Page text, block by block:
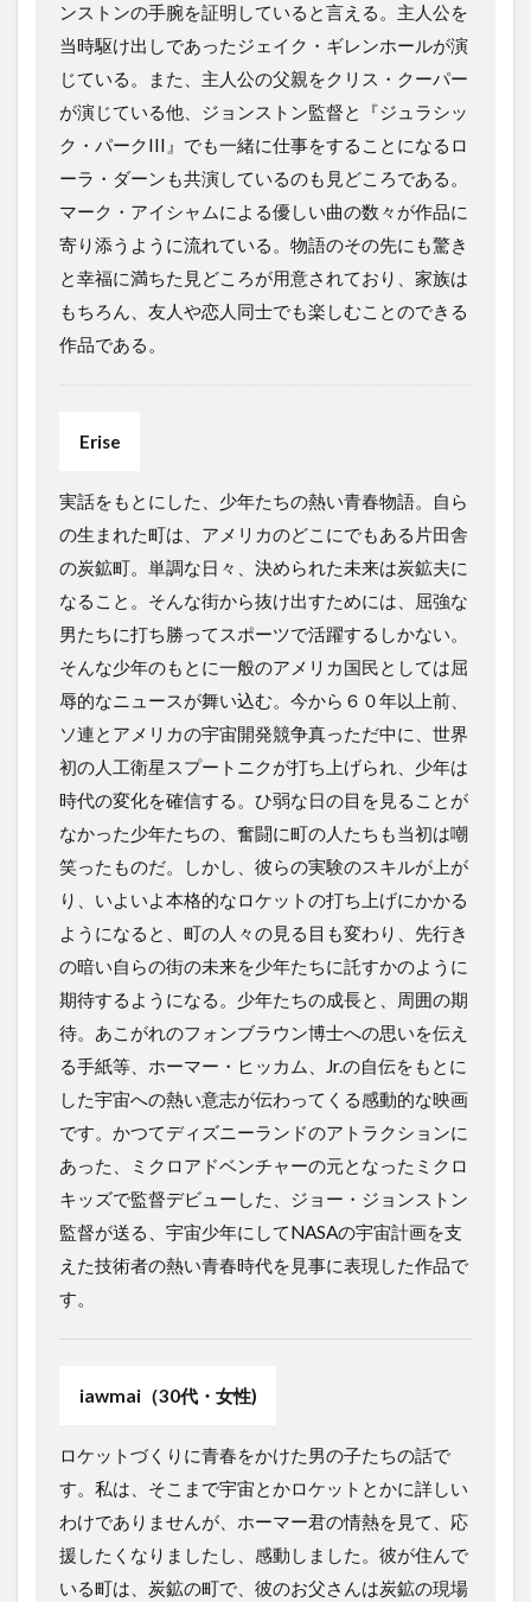
ンストンの手腕を証明していると言える。主人公を
当時駆け出しであったジェイク・ギレンホールが演
じている。また、主人公の父親をクリス・クーパー
が演じている他、ジョンストン監督と『ジュラシッ
ク・パークIII』でも一緒に仕事をすることになるロ
ーラ・ダーンも共演しているのも見どころである。
マーク・アイシャムによる優しい曲の数々が作品に
寄り添うように流れている。物語のその先にも驚き
と幸福に満ちた見どころが用意されており、家族は
もちろん、友人や恋人同士でも楽しむことのできる
作品である。
Erise
実話をもとにした、少年たちの熱い青春物語。自ら
の生まれた町は、アメリカのどこにでもある片田舎
の炭鉱町。単調な日々、決められた未来は炭鉱夫に
なること。そんな街から抜け出すためには、屈強な
男たちに打ち勝ってスポーツで活躍するしかない。
そんな少年のもとに一般のアメリカ国民としては屈
辱的なニュースが舞い込む。今から６０年以上前、
ソ連とアメリカの宇宙開発競争真っただ中に、世界
初の人工衛星スプートニクが打ち上げられ、少年は
時代の変化を確信する。ひ弱な日の目を見ることが
なかった少年たちの、奮闘に町の人たちも当初は嘲
笑ったものだ。しかし、彼らの実験のスキルが上が
り、いよいよ本格的なロケットの打ち上げにかかる
ようになると、町の人々の見る目も変わり、先行き
の暗い自らの街の未来を少年たちに託すかのように
期待するようになる。少年たちの成長と、周囲の期
待。あこがれのフォンブラウン博士への思いを伝え
る手紙等、ホーマー・ヒッカム、Jr.の自伝をもとに
した宇宙への熱い意志が伝わってくる感動的な映画
です。かつてディズニーランドのアトラクションに
あった、ミクロアドベンチャーの元となったミクロ
キッズで監督デビューした、ジョー・ジョンストン
監督が送る、宇宙少年にしてNASAの宇宙計画を支
えた技術者の熱い青春時代を見事に表現した作品で
す。
iawmai（30代・女性)
ロケットづくりに青春をかけた男の子たちの話で
す。私は、そこまで宇宙とかロケットとかに詳しい
わけでありませんが、ホーマー君の情熱を見て、応
援したくなりましたし、感動しました。彼が住んで
いる町は、炭鉱の町で、彼のお父さんは炭鉱の現場